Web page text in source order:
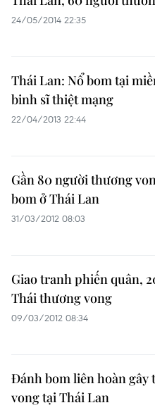
24/05/2014 22:35
Thái Lan: Nổ bom tại
binh sĩ thiệt mạng
22/04/2013 22:44
Gần 80 người thương
bom ở Thái Lan
31/03/2012 08:03
Giao tranh phiến quân,
Thái thương vong
09/03/2012 08:34
Đánh bom liên hoàn gây
vong tại Thái Lan